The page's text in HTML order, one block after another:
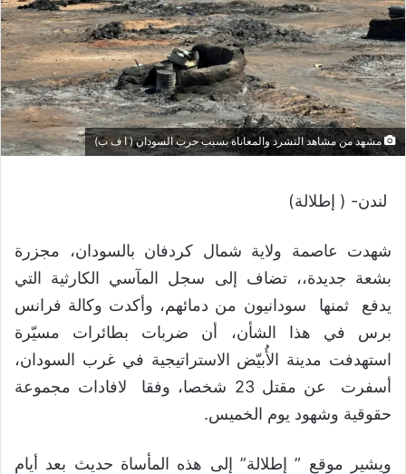
مشهد من مشاهد التشرد والمعاناة بسبب حرب السودان ( ا ف ب)
لندن- ( إطلالة)
شهدت عاصمة ولاية شمال كردفان بالسودان، مجزرة
بشعة جديدة،، تضاف إلى سجل المآسي الكارثية التي
يدفع ثمنها سودانيون من دمائهم، وأكدت وكالة فرانس
برس في هذا الشأن، أن ضربات بطائرات مسيّرة
استهدفت مدينة الأُبيّض الاستراتيجية في غرب السودان،
أسفرت عن مقتل 23 شخصا، وفقا لافادات مجموعة
حقوقية وشهود يوم الخميس.
ويشير موقع ” إطلالة” إلى هذه المأساة حديث بعد أيام